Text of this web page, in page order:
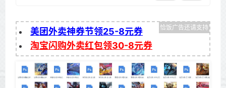
美团外卖神券节领25-8元券
淘宝闪购外卖红包领30-8元券